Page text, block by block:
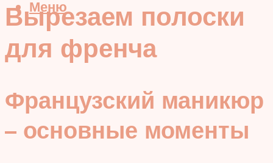
Меню
Вырезаем полоски
для френча
Французский маникюр
– основные моменты